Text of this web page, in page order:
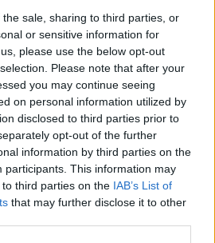
sale, sharing to third parties, or
or sensitive information for
please use the below opt-out
Please note that after your
you may continue seeing
on personal information utilized by
disclosed to third parties prior to
opt-out of the further
information by third parties on the
participants. This information may
third parties on the IAB’s List of
that may further disclose it to other
soprattutto come mezzala sinistra
nella costruzione e capacità di
attacco. La sua abilità nel portare
la prima pressione avversaria
soluzione diversa rispetto ai profili
ritengono che il suo stile di
alla Serie A, un campionato
tempo per gestire il possesso e
tecniche. Anche tra i tifosi inglesi
una destinazione ideale per la sua